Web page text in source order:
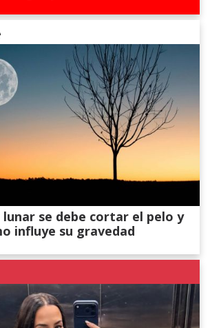
lunar se debe cortar el pelo y
influye su gravedad